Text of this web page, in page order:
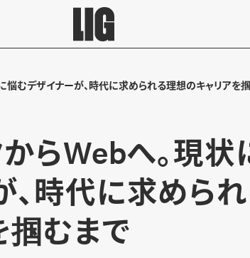
悩むデザイナーが、時代に求められる理想のキャリアを
らWebへ。現
、時代に求めら
掴むまで